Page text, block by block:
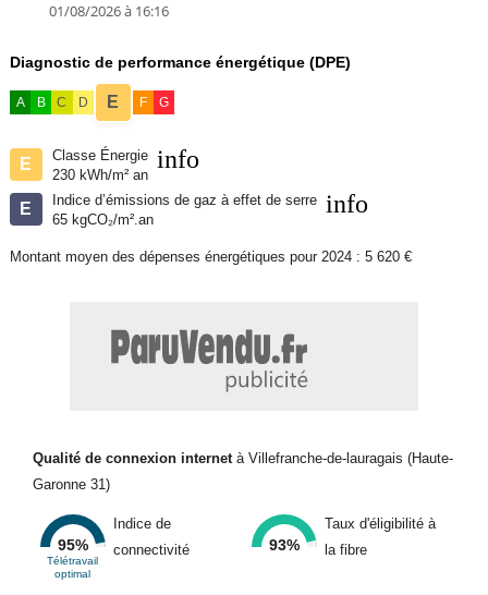
01/08/2026 à 16:16
Diagnostic de performance énergétique (DPE)
A B C D E F G
E
Classe Énergie
230 kWh/m² an
info
E
Indice d’émissions de gaz à effet de serre
65 kgCO₂/m².an
info
Montant moyen des dépenses énergétiques pour 2024 : 5 620 €
Qualité de connexion internetà Villefranche-de-lauragais (Haute-
Garonne 31)
95%
Télétravail
optimal
Indice de
connectivité
93%
Taux d'éligibilité à
la fibre